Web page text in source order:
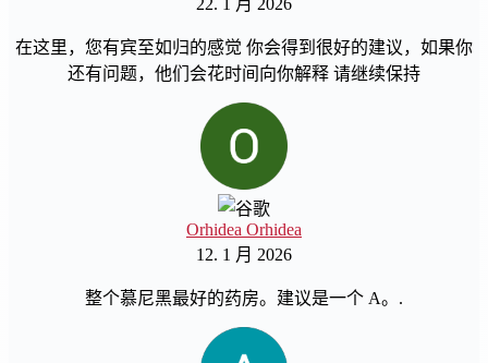
22. 1 月 2026
在这里，您有宾至如归的感觉 你会得到很好的建议，如果你
还有问题，他们会花时间向你解释 请继续保持
Orhidea Orhidea
12. 1 月 2026
整个慕尼黑最好的药房。建议是一个 A。.